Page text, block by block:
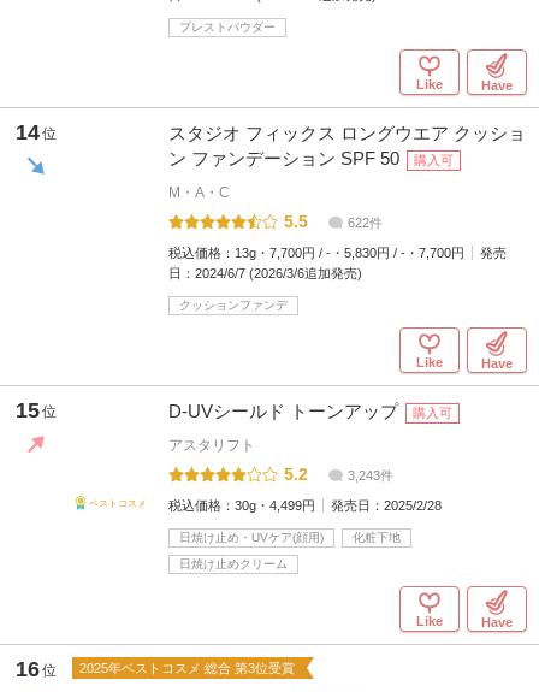
プレストパウダー
Like Have
14位
スタジオ フィックス ロングウエア クッショ
ン ファンデーション SPF 50
購入可
M・A・C
5.5 622件
税込価格： 13g・7,700円 / -・5,830円 / -・7,700円
発売
日： 2024/6/7 (2026/3/6追加発売)
クッションファンデ
Like Have
15位
ベストコスメ
D-UVシールド トーンアップ 購入可
アスタリフト
5.2 3,243件
税込価格： 30g・4,499円 発売日： 2025/2/28
日焼け止め・UVケア(顔用)
化粧下地
日焼け止めクリーム
Like Have
16位 2025年ベストコスメ 総合 第3位受賞